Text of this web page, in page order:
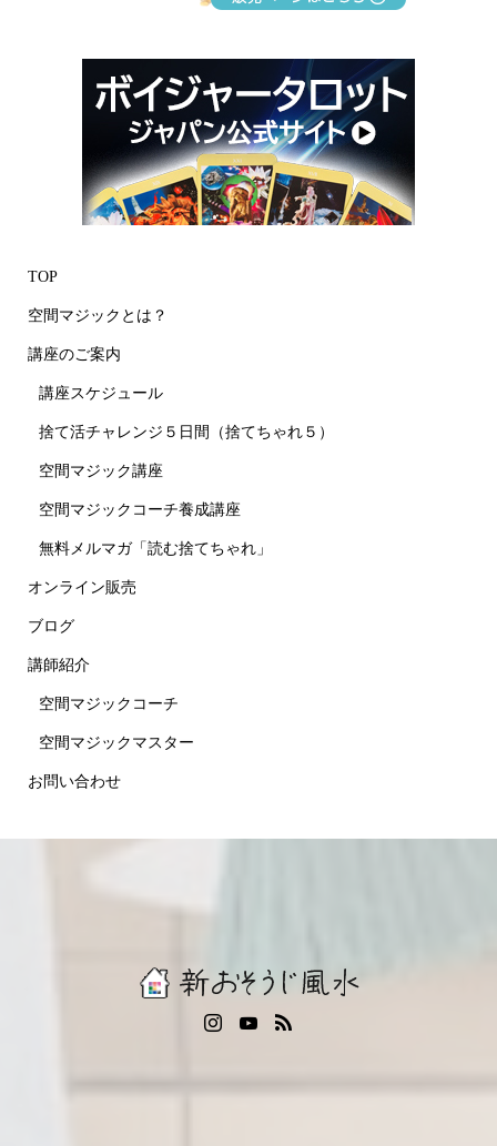
TOP
空間マジックとは？
講座のご案内
講座スケジュール
捨て活チャレンジ５日間（捨てちゃれ５）
空間マジック講座
空間マジックコーチ養成講座
無料メルマガ「読む捨てちゃれ」
オンライン販売
ブログ
講師紹介
空間マジックコーチ
空間マジックマスター
お問い合わせ